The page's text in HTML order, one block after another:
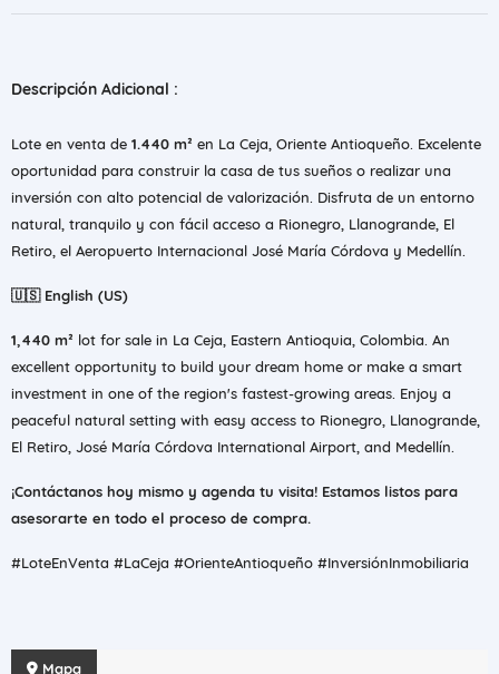
Descripción Adicional :
Lote en venta de 1.440 m² en La Ceja, Oriente Antioqueño. Excelente
oportunidad para construir la casa de tus sueños o realizar una
inversión con alto potencial de valorización. Disfruta de un entorno
natural, tranquilo y con fácil acceso a Rionegro, Llanogrande, El
Retiro, el Aeropuerto Internacional José María Córdova y Medellín.
🇺🇸 English (US)
1,440 m² lot for sale in La Ceja, Eastern Antioquia, Colombia. An
excellent opportunity to build your dream home or make a smart
investment in one of the region's fastest-growing areas. Enjoy a
peaceful natural setting with easy access to Rionegro, Llanogrande,
El Retiro, José María Córdova International Airport, and Medellín.
¡Contáctanos hoy mismo y agenda tu visita! Estamos listos para
asesorarte en todo el proceso de compra.
#LoteEnVenta #LaCeja #OrienteAntioqueño #InversiónInmobiliaria
Mapa